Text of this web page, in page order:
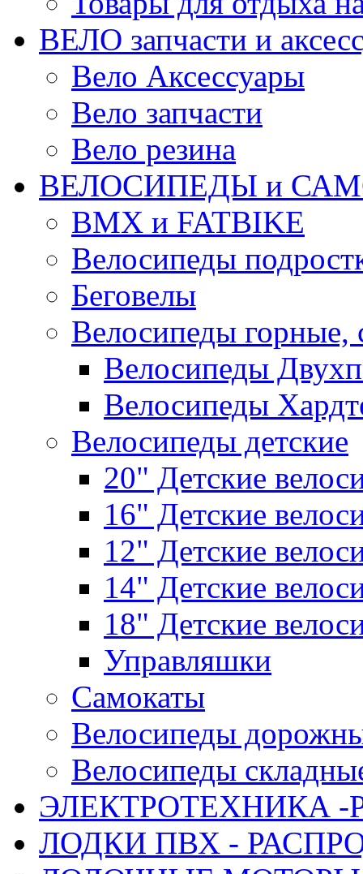
ВЕЛО запчасти и
Вело Аксессуары
Вело запчасти
Вело резина
ВЕЛОСИПЕДЫ и
BMX и FATBIKE
Велосипеды
Беговелы
Велосипеды горные,
Велосипеды
Велосипеды
Велосипеды детские
20" Детские
16" Детские
12" Детские
14" Детские
18" Детские
Управляшки
Самокаты
Велосипеды
Велосипеды
ЭЛЕКТРОТЕХНИКА
ЛОДКИ ПВХ -